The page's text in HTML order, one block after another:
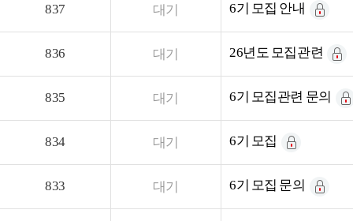
837 대기 6기 모집 안내
836 대기 26년도 모집관련
835 대기 6기 모집관련 문의
834 대기 6기 모집
833 대기 6기 모집 문의